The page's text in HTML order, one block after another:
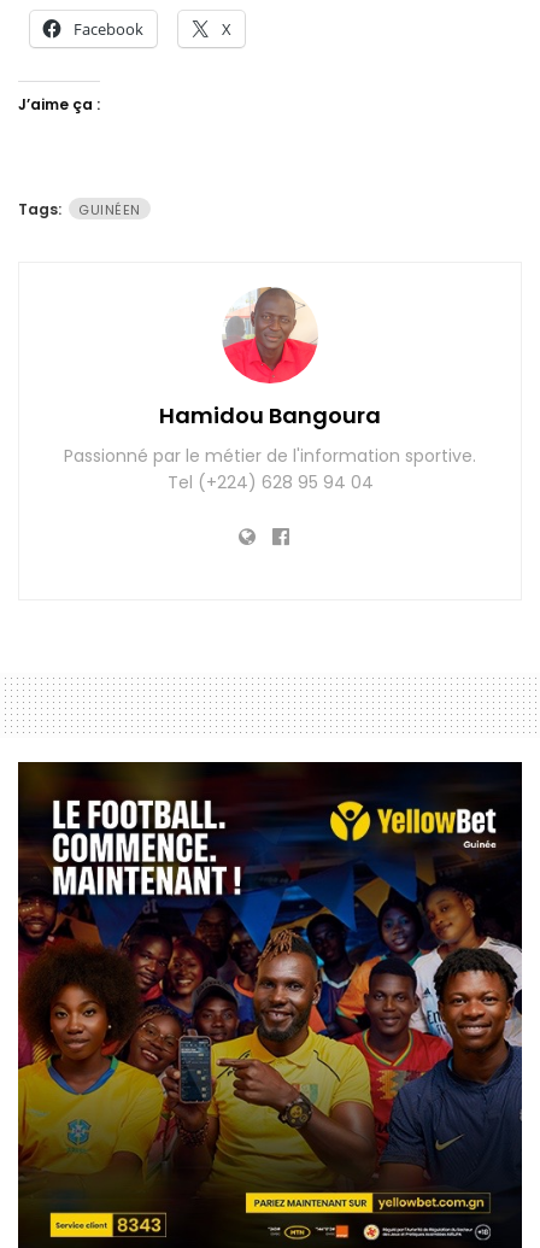
Facebook X
J’aime ça :
Tags: GUINÉEN
Hamidou Bangoura
Passionné par le métier de l'information sportive.
Tel (+224) 628 95 94 04